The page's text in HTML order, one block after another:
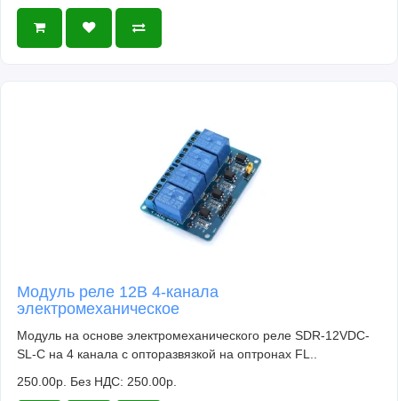
Модуль реле 12В 4-канала
электромеханическое
Модуль на основе электромеханического реле SDR-12VDC-
SL-C на 4 канала с опторазвязкой на оптронах FL..
250.00р. Без НДС: 250.00р.